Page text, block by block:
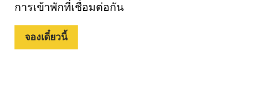
การเข้าพักที่เชื่อมต่อกัน
จองเดี๋ยวนี้